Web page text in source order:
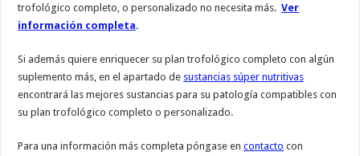
trofológico completo, o personalizado no necesita más.Ver
información completa.
Si además quiere enriquecer su plan trofológico completo con algún
suplemento más, en el apartado de sustancias súper nutritivas
encontrará las mejores sustancias para su patología compatibles con
su plan trofológico completo o personalizado.
Para una información más completa póngase encontacto con